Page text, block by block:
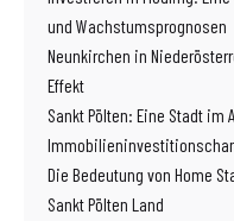
und Wachstumsprognosen
Neunkirchen in
Effekt
Sankt Pölten: Eine Stadt im
Die Bedeutung von Home
Sankt Pölten Land